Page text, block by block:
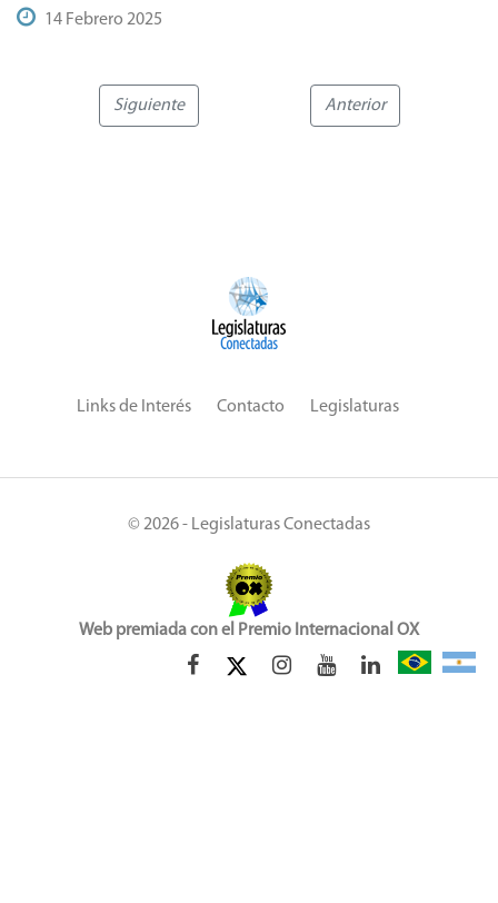
14 Febrero 2025
Siguiente Anterior
Links de Interés Contacto Legislaturas
© 2026 - Legislaturas Conectadas
Web premiada con el Premio Internacional OX